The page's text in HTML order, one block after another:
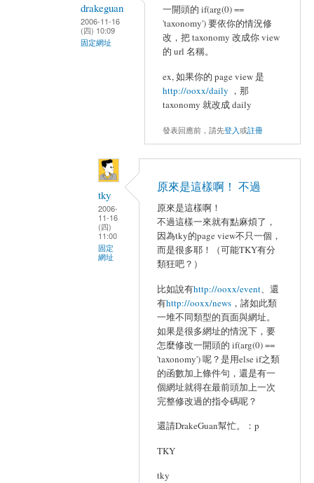
drakeguan
2006-11-16
(四) 10:09
固定網址
一開頭的 if(arg(0) ==
'taxonomy') 要依你的情況修
改，把 taxonomy 改成你 view
的 url 名稱。
ex, 如果你的 page view 是
http://ooxx/daily ，那
taxonomy 就改成 daily
發表回應前，請先登入或註冊
tky
2006-
11-16
(四)
11:00
固定
網址
原來是這樣啊！ 不過
原來是這樣啊！
不過這樣一來就有點麻煩了，
因為tky的page view不只一個，
而是很多耶！（可能TKY有分
類狂吧？）
比如說有http://ooxx/event 、還
有http://ooxx/news ，諸如此類
一堆不同類型的頁面與網址。
如果是很多網址的情況下，要
怎麼修改一開頭的 if(arg(0) ==
'taxonomy') 呢？是用else if之類
的函數加上條件句，還是有一
個網址就得在最前頭加上一次
完整修改過的指令碼呢？
還請DrakeGuan幫忙。：p
TKY
tky